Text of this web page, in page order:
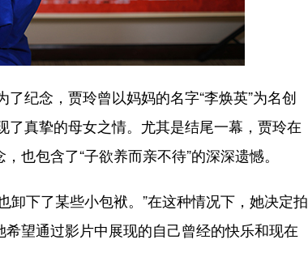
纪念，贾玲曾以妈妈的名字“李焕英”为名创
真挚的母女之情。尤其是结尾一幕，贾玲在
也包含了“子欲养而亲不待”的深深遗憾。
下了某些小包袱。”在这种情况下，她决定拍
望通过影片中展现的自己曾经的快乐和现在